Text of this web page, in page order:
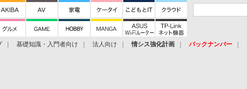
基礎知識・入門者向け 法人向け 情シス強化計画
バックナンバー